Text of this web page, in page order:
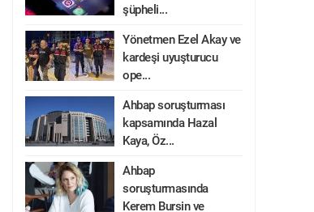
şüpheli...
Yönetmen Ezel Akay ve
kardeşi uyuşturucu
ope...
Ahbap soruşturması
kapsamında Hazal
Kaya, Öz...
Ahbap
soruşturmasında
Kerem Bursin ve